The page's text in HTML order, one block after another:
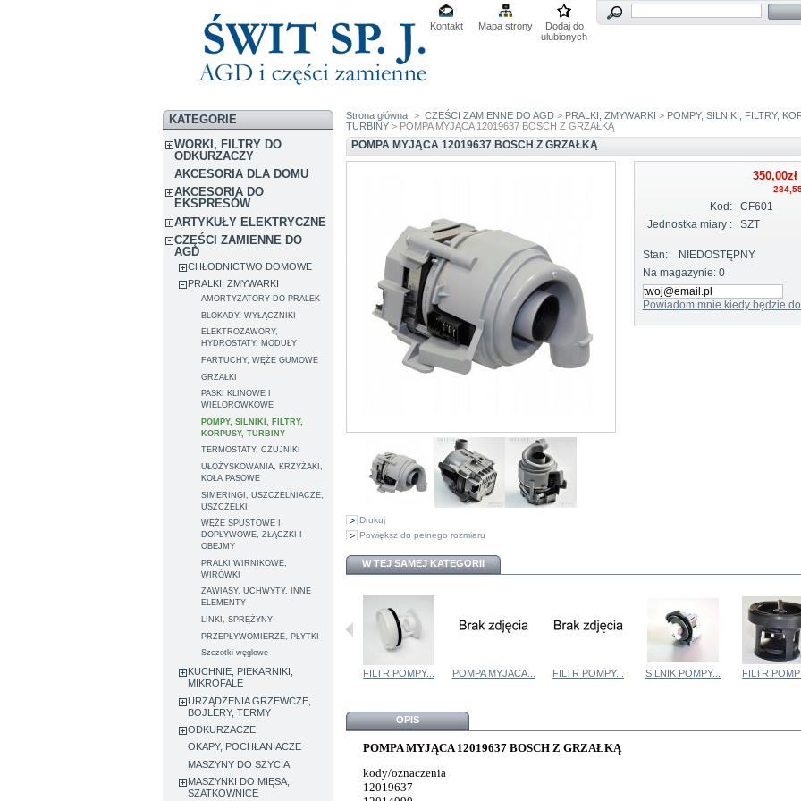
Kontakt Mapa strony
Dodaj do
ulubionych
KATEGORIE
WORKI, FILTRY DO
ODKURZACZY
AKCESORIA DLA DOMU
AKCESORIA DO
EKSPRESÓW
ARTYKUŁY ELEKTRYCZNE
CZĘŚCI ZAMIENNE DO
AGD
CHŁODNICTWO DOMOWE
PRALKI, ZMYWARKI
AMORTYZATORY DO PRALEK
BLOKADY, WYŁĄCZNIKI
ELEKTROZAWORY,
HYDROSTATY, MODUŁY
FARTUCHY, WĘŻE GUMOWE
GRZAŁKI
PASKI KLINOWE I
WIELOROWKOWE
POMPY, SILNIKI, FILTRY,
KORPUSY, TURBINY
TERMOSTATY, CZUJNIKI
UŁOŻYSKOWANIA, KRZYŻAKI,
KOŁA PASOWE
SIMERINGI, USZCZELNIACZE,
USZCZELKI
WĘŻE SPUSTOWE I
DOPŁYWOWE, ZŁĄCZKI I
OBEJMY
PRALKI WIRNIKOWE,
WIRÓWKI
ZAWIASY, UCHWYTY, INNE
ELEMENTY
LINKI, SPRĘŻYNY
PRZEPŁYWOMIERZE, PŁYTKI
Szczotki węglowe
KUCHNIE, PIEKARNIKI,
MIKROFALE
URZĄDZENIA GRZEWCZE,
BOJLERY, TERMY
ODKURZACZE
OKAPY, POCHŁANIACZE
MASZYNY DO SZYCIA
MASZYNKI DO MIĘSA,
SZATKOWNICE
Strona główna > CZĘŚCI ZAMIENNE DO AGD > PRALKI, ZMYWARKI > POMPY, SILNIKI, FILTRY,
TURBINY > POMPA MYJĄCA 12019637 BOSCH Z GRZAŁKĄ
POMPA MYJĄCA 12019637 BOSCH Z GRZAŁKĄ
Drukuj
Powiększ do pełnego rozmiaru
350,00zł
Kod:
CF601
Jednostka miary :
SZT
Stan:
NIEDOSTĘPNY
Na magazynie: 0
Powiadom mnie kiedy będzie
W TEJ SAMEJ KATEGORII
FILTR POMPY... SILNIK POMPY... FILTR POMPY... POMPA MYJACA... FILTR POMPY... SILNIK POMPY... FILTR
OPIS
POMPA MYJĄCA 12019637 BOSCH Z GRZAŁKĄ
kody/oznaczenia
12019637